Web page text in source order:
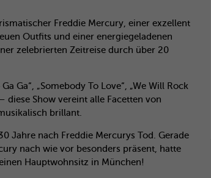
Freddie Mercury, einer exzellent
Outfits und einer energiegeladenen
zelebrierten Zeitreise durch über 20
Ga“, „Somebody To Love“, „We Will Rock
diese Show vereint alle Facetten von
brillant.
Jahre nach Freddie Mercurys Tod. Gerade
nach wie vor besonders präsent, hatte
Hauptwohnsitz in München!